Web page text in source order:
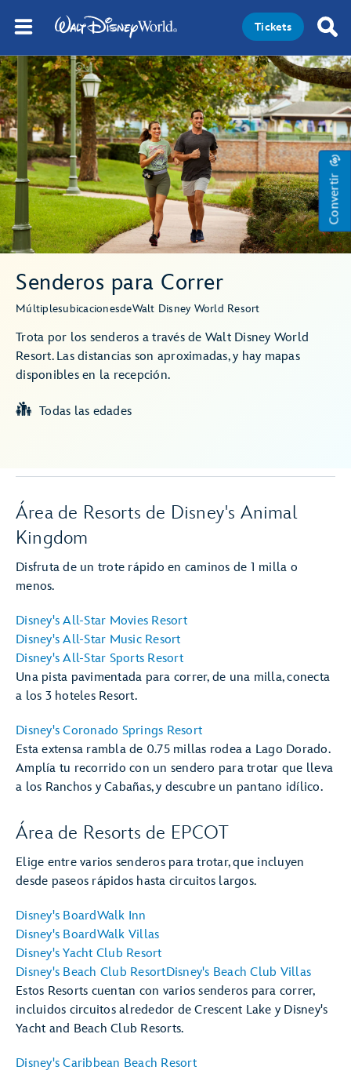
Tickets
Convertir
Senderos para Correr
MúltiplesubicacionesdeWalt Disney World Resort
Trota por los senderos a través de Walt Disney World
Resort. Las distancias son aproximadas, y hay mapas
disponibles en la recepción.
Todas las edades
Área de Resorts de Disney's Animal
Kingdom
Disfruta de un trote rápido en caminos de 1 milla o
menos.
Disney's All-Star Movies Resort
Disney's All-Star Music Resort
Disney's All-Star Sports Resort
Una pista pavimentada para correr, de una milla, conecta
a los 3 hoteles Resort.
Disney's Coronado Springs Resort
Esta extensa rambla de 0.75 millas rodea a Lago Dorado.
Amplía tu recorrido con un sendero para trotar que lleva
a los Ranchos y Cabañas, y descubre un pantano idílico.
Área de Resorts de EPCOT
Elige entre varios senderos para trotar, que incluyen
desde paseos rápidos hasta circuitos largos.
Disney's BoardWalk Inn
Disney's BoardWalk Villas
Disney's Yacht Club Resort
Disney's Beach Club ResortDisney's Beach Club Villas
Estos Resorts cuentan con varios senderos para correr,
incluidos circuitos alrededor de Crescent Lake y Disney's
Yacht and Beach Club Resorts.
Disney's Caribbean Beach Resort